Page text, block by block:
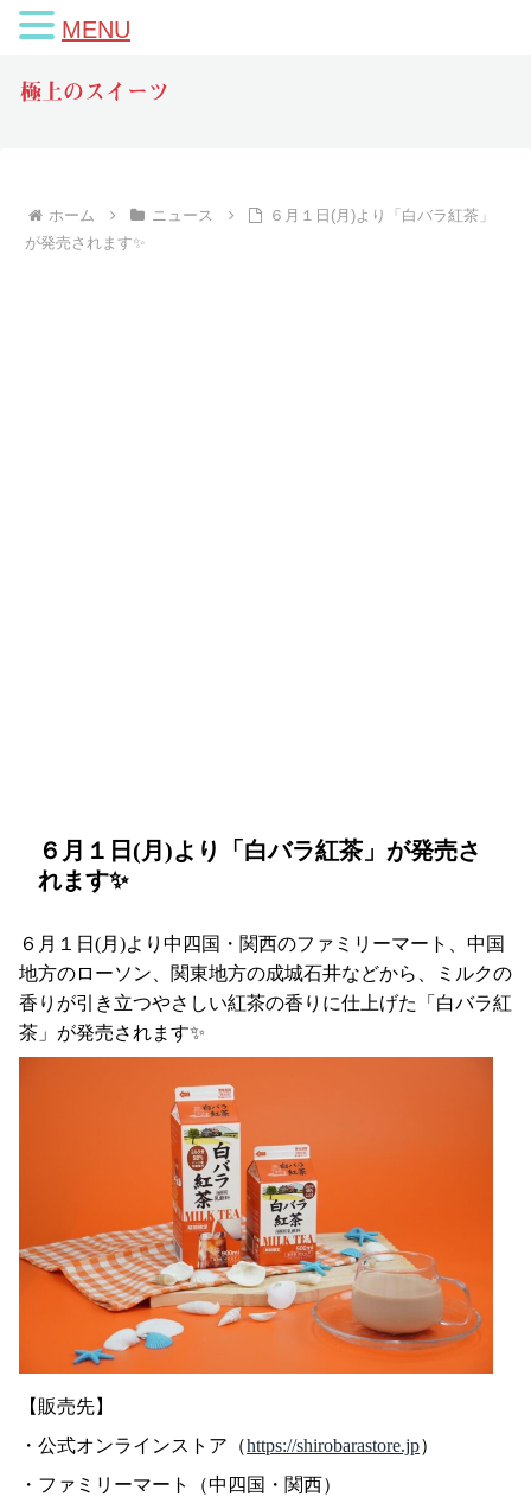
極上のスイーツ
ホーム ニュース
６月１日(月)より「白バラ紅茶」
が発売されます✨
６月１日(月)より「白バラ紅茶」が発売さ
れます✨
６月１日(月)より 中四国・関西のファミリーマート
、中国
地方のローソン、関東地方の成城石井などから、ミルクの
香りが引き立つやさしい紅茶の香りに仕上げた「白バラ紅
茶」が発売されます✨
【販売先】
・公式オンラインストア（https://shirobarastore.jp）
・ファミリーマート（中四国・関西）
MENU